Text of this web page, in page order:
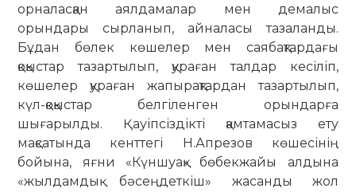
орналасқан аял­да­малар мен демалыс
орындары сыр­ланып, айналасы тазаланды.
Бұдан бөлек кө­шелер мен саябақтардағы
қоқыстар та­зартылып, қураған талдар кесіліп,
көшелер қураған жапырақтардан та­зар­тылып,
күл-қоқыстар белгіленген орындарға
шығарылды. Қауіпсіздікті қам­тамасыз ету
мақсатында кенттегі Н.Ап­резов көшесінің
бойына, яғни «Күншуақ» бөбекжайы алдына
«жыл­дам­дық бәсеңдеткіш» жасанды жол